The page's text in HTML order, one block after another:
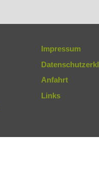
Impressum
Anfahrt
Links